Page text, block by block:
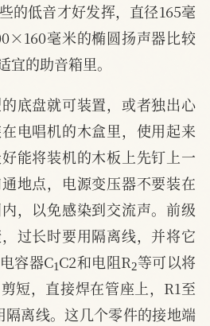
的低音才好发挥，直径165毫
毫米的椭圆扬声器比较
的助音箱里。
底盘就可装置，或者独出心
电唱机的木盒里，使用起来
能将装机的木板上先钉上一
地点，电源变压器不要装在
，以免感染到交流声。前级
过长时要用隔离线，并将它
容器C1C2和电阻R2等可以将
短，直接焊在管座上，R1至
隔离线。这几个零件的接地端